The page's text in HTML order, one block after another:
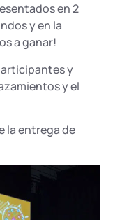
en 2
y en la
a ganar!
y
y el
la entrega de